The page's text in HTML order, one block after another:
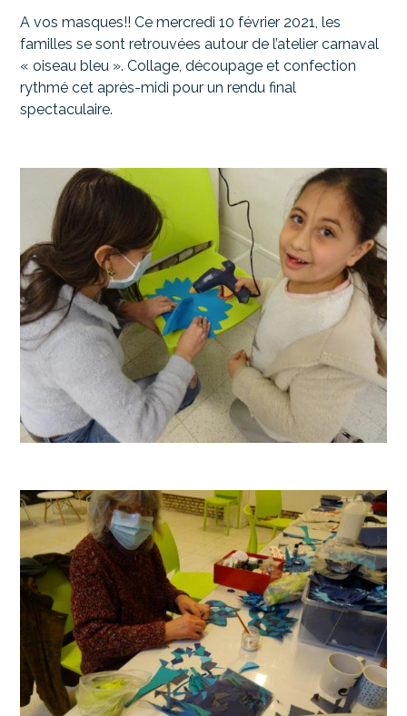
A vos masques!! Ce mercredi 10 février 2021, les
familles se sont retrouvées autour de l’atelier carnaval
« oiseau bleu ». Collage, découpage et confection
rythmé cet après-midi pour un rendu final
spectaculaire.